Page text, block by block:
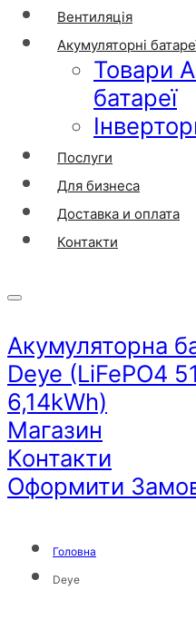
Вентиляція
Акумуляторні
Товари
батареї
Послуги
Для бизнеса
Доставка и оплата
Контакти
Акумуляторна
Deye (LiFePO4
6,14kWh)
Магазин
Контакти
Оформити
Головна
Deye